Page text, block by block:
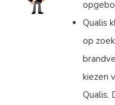
Qualis
op
kiezen
Qualis.